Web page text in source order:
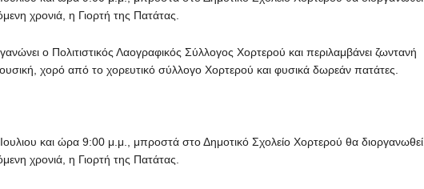
χρονιά, η Γιορτή της Πατάτας.
ο Πολιτιστικός Λαογραφικός Σύλλογος Χορτερού και περιλαμβάνει ζωντανή
χορό από το χορευτικό σύλλογο Χορτερού και φυσικά δωρεάν πατάτες.
και ώρα 9:00 μ.μ., μπροστά στο Δημοτικό Σχολείο Χορτερού θα διοργανωθεί
χρονιά, η Γιορτή της Πατάτας.